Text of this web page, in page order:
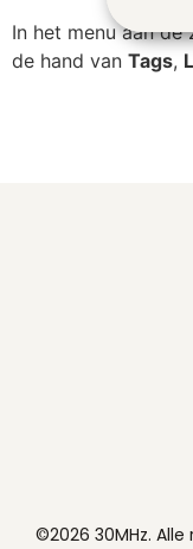
In het menu aan
de hand van Tags,
©2026 30MHz.